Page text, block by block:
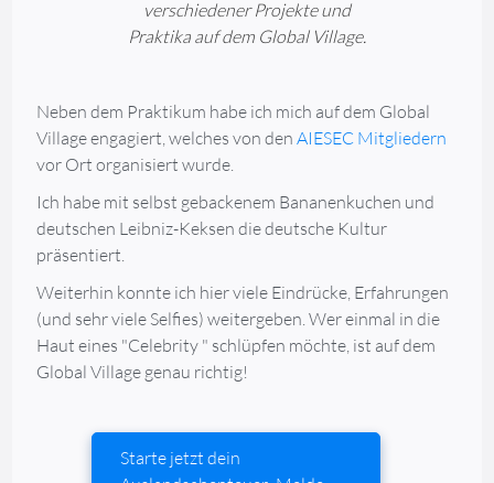
verschiedener Projekte und
Praktika auf dem Global Village.
Neben dem Praktikum habe ich mich auf dem Global
Village engagiert, welches von denAIESEC Mitgliedern
vor Ort organisiert wurde.
Ich habe mit selbst gebackenem Bananenkuchen und
deutschen Leibniz-Keksen die deutsche Kultur
präsentiert.
Weiterhin konnte ich hier viele Eindrücke, Erfahrungen
(und sehr viele Selfies) weitergeben. Wer einmal in die
Haut eines "Celebrity " schlüpfen möchte, ist auf dem
Global Village genau richtig!
Starte jetzt dein